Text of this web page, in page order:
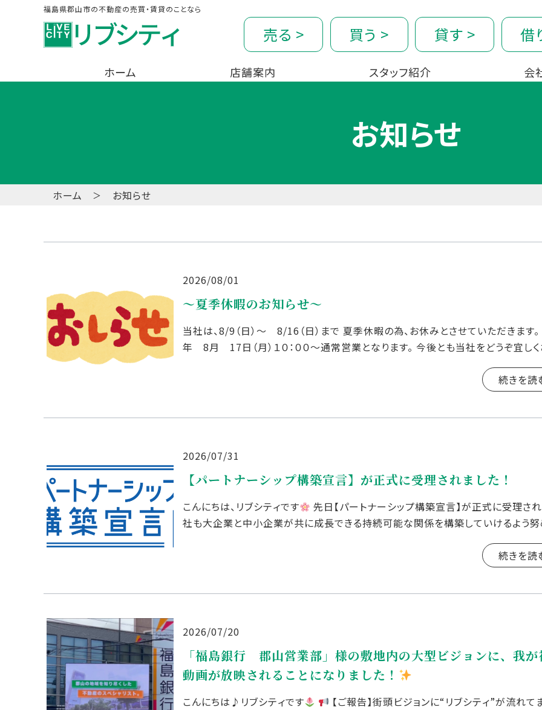
福島県郡山市の不動産の売買・賃貸のことなら
売る > 買う > 貸す > 借
ホーム 店舗案内 スタッフ紹介 会
お知らせ
ホーム お知らせ
2026/08/01
～夏季休暇のお知らせ～
当社は、8/9（日）～ 8/16（日）まで 夏季休暇の為、お休みとさせていただきます
年 8月 17日（月）１０：００～通常営業となります。 今後とも当社をどうぞ宜し
続きを読
2026/07/31
【パートナーシップ構築宣言】が正式に受理されました！
こんにちは、リブシティです
先日【パートナーシップ構築宣言】が正式に受理され
社も大企業と中小企業が共に成長できる持続可能な関係を構築していけるよう努
続きを読
2026/07/20
「福島銀行 郡山営業部」様の敷地内の大型ビジョンに、我が
動画が放映されることになりました！
こんにちは♪リブシティです
【ご報告】街頭ビジョンに“リブシティ”が流れて